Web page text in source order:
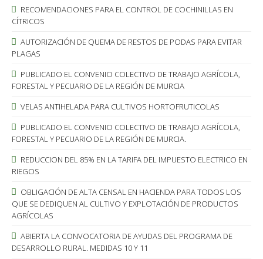
RECOMENDACIONES PARA EL CONTROL DE COCHINILLAS EN
CÍTRICOS
AUTORIZACIÓN DE QUEMA DE RESTOS DE PODAS PARA EVITAR
PLAGAS
PUBLICADO EL CONVENIO COLECTIVO DE TRABAJO AGRÍCOLA,
FORESTAL Y PECUARIO DE LA REGIÓN DE MURCIA
VELAS ANTIHELADA PARA CULTIVOS HORTOFRUTICOLAS
PUBLICADO EL CONVENIO COLECTIVO DE TRABAJO AGRÍCOLA,
FORESTAL Y PECUARIO DE LA REGIÓN DE MURCIA.
REDUCCION DEL 85% EN LA TARIFA DEL IMPUESTO ELECTRICO EN
RIEGOS
OBLIGACIÓN DE ALTA CENSAL EN HACIENDA PARA TODOS LOS
QUE SE DEDIQUEN AL CULTIVO Y EXPLOTACIÓN DE PRODUCTOS
AGRÍCOLAS
ABIERTA LA CONVOCATORIA DE AYUDAS DEL PROGRAMA DE
DESARROLLO RURAL. MEDIDAS 10 Y 11